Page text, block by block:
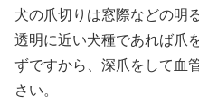
犬の爪切りは窓際などの明
透明に近い犬種であれば爪
ずですから、深爪をして血
さい。